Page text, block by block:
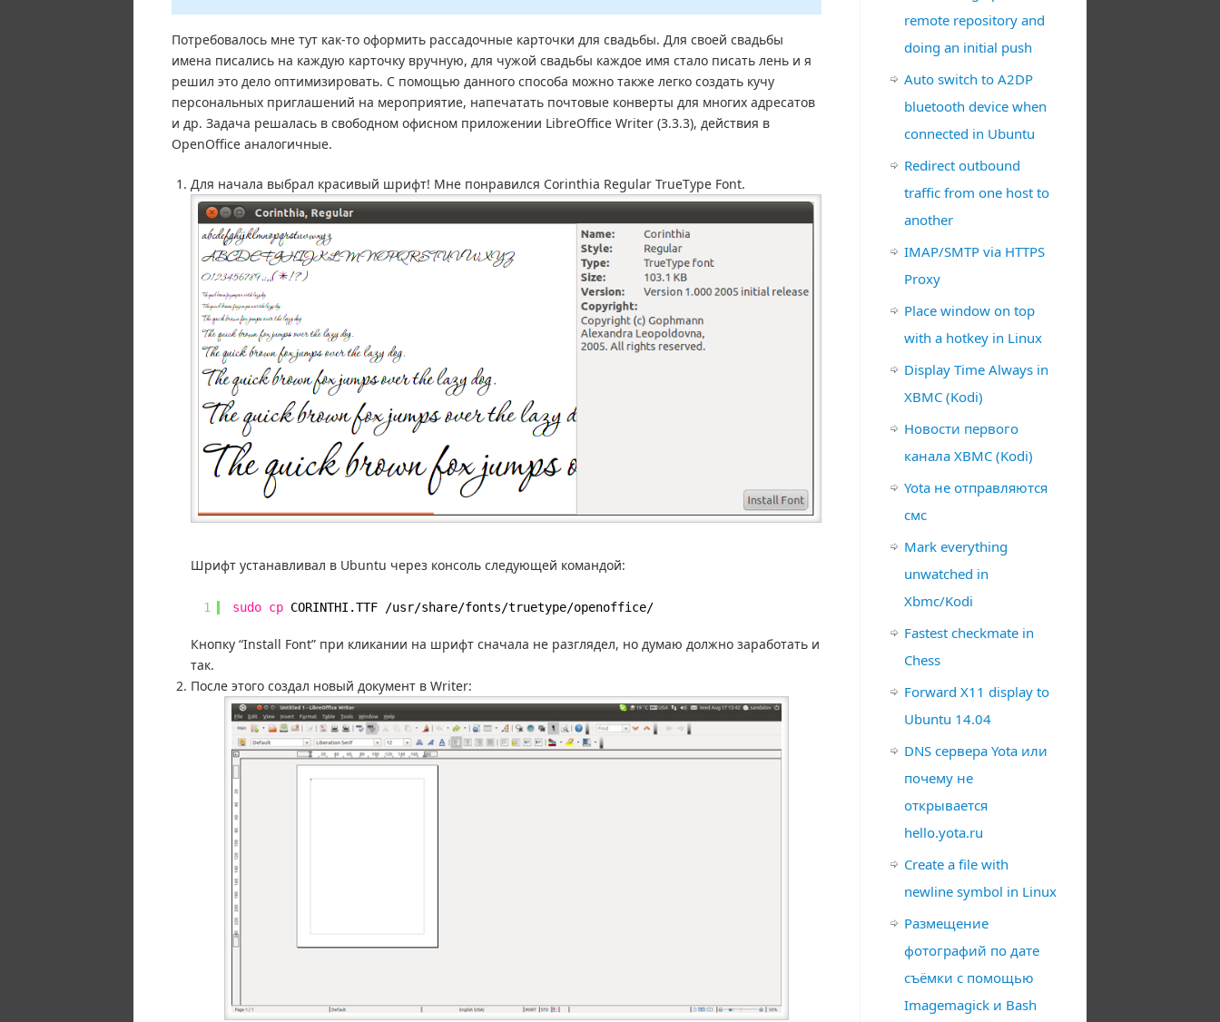
Потребовалось мне тут как-то оформить рассадочные карточки для свадьбы. Для своей свадьбы
имена писались на каждую карточку вручную, для чужой свадьбы каждое имя стало писать лень и я
решил это дело оптимизировать. С помощью данного способа можно также легко создать кучу
персональных приглашений на мероприятие, напечатать почтовые конверты для многих адресатов
и др. Задача решалась в свободном офисном приложении LibreOffice Writer (3.3.3), действия в
OpenOffice аналогичные.
Для начала выбрал красивый шрифт! Мне понравился Corinthia Regular TrueType Font.
Шрифт устанавливал в Ubuntu через консоль следующей командой:
1 sudo cp CORINTHI.TTF /usr/share/fonts/truetype/openoffice/
Кнопку “Install Font” при кликании на шрифт сначала не разглядел, но думаю должно заработать и
так.
После этого создал новый документ в Writer:
remote repository and
doing an initial push
Auto switch to A2DP
bluetooth device when
connected in Ubuntu
Redirect outbound
traffic from one host to
another
IMAP/SMTP via HTTPS
Proxy
Place window on top
with a hotkey in Linux
Display Time Always in
XBMC (Kodi)
Новости первого
канала XBMC (Kodi)
Yota не отправляются
смс
Mark everything
unwatched in
Xbmc/Kodi
Fastest checkmate in
Chess
Forward X11 display to
Ubuntu 14.04
DNS сервера Yota или
почему не
открывается
hello.yota.ru
Create a file with
newline symbol in Linux
Размещение
фотографий по дате
съёмки с помощью
Imagemagick и Bash